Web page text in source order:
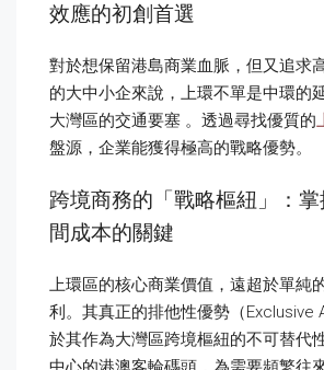
效應的初創首選
對於想保留港島商業血脈，但又追求
的大中小企來說，上環不單是中環的
大灣區的交通要塞 。透過尋找優質的
盤源，企業能獲得極高的戰略優勢。
跨境商務的「戰略樞紐」：
間成本的關鍵
上環區的核心商業價值，遠超於單純
利。其真正的排他性優勢（Exclusive
於其作為大灣區跨境樞紐的不可替代